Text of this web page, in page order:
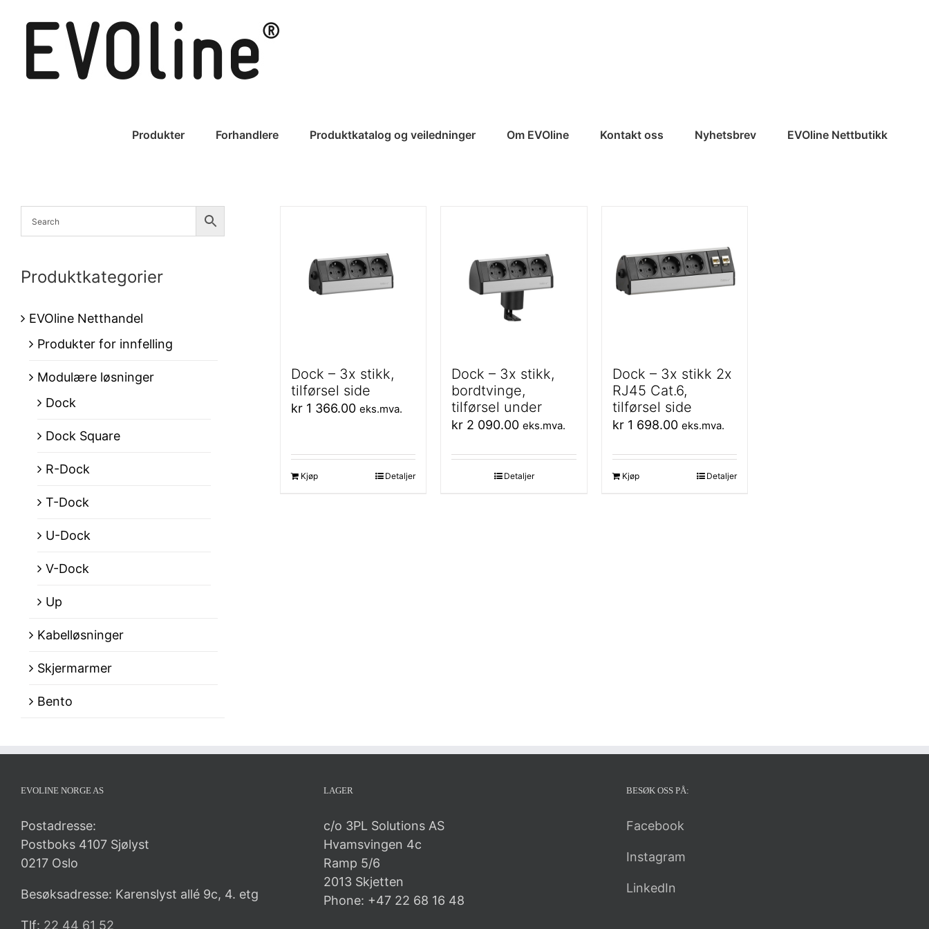
content
Produkter Forhandlere Produktkatalog og veiledninger Om EVOline Kontakt oss Nyhetsbrev EVOline Nettbutikk
Dock – 3x stikk,
tilførsel side
kr 1 366.00 eks.mva.
Kjøp Detaljer
Dock – 3x stikk,
bordtvinge,
tilførsel under
kr 2 090.00 eks.mva.
Detaljer
Dock – 3x stikk 2x
RJ45 Cat.6,
tilførsel side
kr1 698.00 eks.mva.
Kjøp Detaljer
Produktkategorier
EVOline Netthandel
Produkter for innfelling
Modulære løsninger
Dock
Dock Square
R-Dock
T-Dock
U-Dock
V-Dock
Up
Kabelløsninger
Skjermarmer
Bento
EVOLINE NORGE AS
Postadresse:
Postboks 4107 Sjølyst
0217 Oslo
Besøksadresse: Karenslyst allé 9c, 4. etg
Tlf: 22 44 61 52
LAGER
c/o 3PL Solutions AS
Hvamsvingen 4c
Ramp 5/6
2013 Skjetten
Phone: +47 22 68 16 48
BESØK OSS PÅ:
Facebook
Instagram
LinkedIn